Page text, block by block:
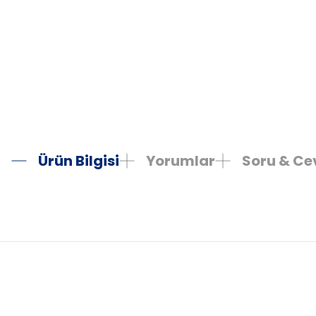
Ürün Bilgisi Yorumlar Soru &